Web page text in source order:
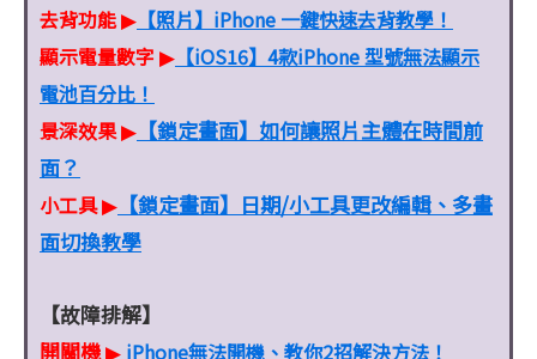
去背功能▶ 【照片】iPhone 一鍵快速去背教學！
顯示電量數字 ▶ 【iOS16】4款iPhone 型號無法顯示
電池百分比！
景深效果▶ 【鎖定畫面】如何讓照片主體在時間前
面？
小工具▶ 【鎖定畫面】日期/小工具更改編輯、多畫
面切換教學
【故障排解】
開關機▶ iPhone無法開機、教你2招解決方法！